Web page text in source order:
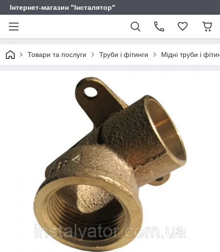
Інтернет-магазин "Інсталятор"
Товари та послуги Труби і фітинги Мідні труби і